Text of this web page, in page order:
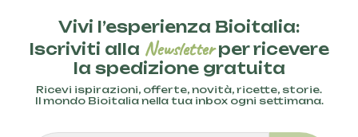
Vivi l’esperienza Bioitalia:
Iscriviti alla Newsletterper ricevere
la spedizione gratuita
Ricevi ispirazioni, offerte, novità, ricette, storie.
Il mondo Bioitalia nella tua inbox ogni settimana.